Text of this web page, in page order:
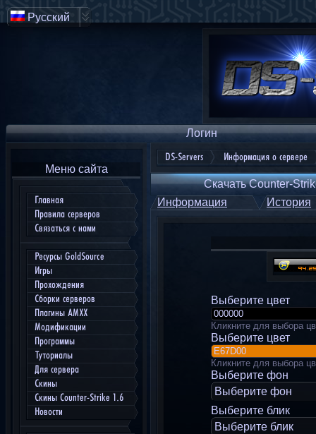
Логин
Меню сайта
Главная
Правила серверов
Связаться с нами
Ресурсы GoldSource
Игры
Прохождения
Сборки серверов
Плагины AMXX
Модификации
Программы
Туториалы
Для сервера
Скины
Скины Counter-Strike 1.6
Новости
DS-Servers Информация о сервере
Скачать Counter-
Информация
История
Выберите цвет
Кликните для выбора
Выберите цвет
Кликните для выбора
Выберите фон
Выберите фон
Выберите блик
Выберите блик
Русский